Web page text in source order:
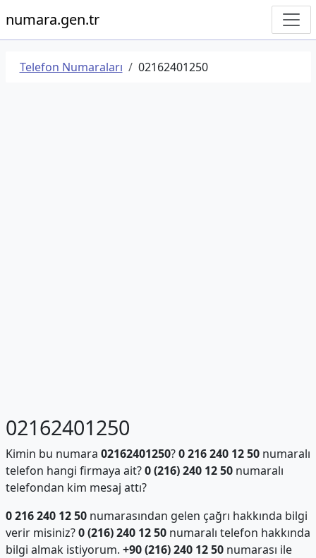
numara.gen.tr
Telefon Numaraları 02162401250
02162401250
Kimin bu numara 02162401250?0 216 240 12 50numaralı
telefon hangi firmaya ait?0 (216) 240 12 50numaralı
telefondan kim mesaj attı?
0 216 240 12 50numarasından gelen çağrı hakkında bilgi
verir misiniz?0 (216) 240 12 50numaralı telefon hakkında
bilgi almak istiyorum. +90 (216) 240 12 50numarası ile